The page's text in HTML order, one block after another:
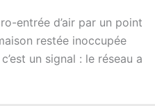
entrée d’air par un point
restée inoccupée
un signal : le réseau a